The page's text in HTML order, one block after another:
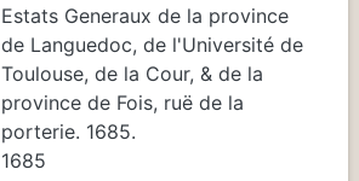
Estats Generaux de la province
de Languedoc, de l'Université de
Toulouse, de la Cour, & de la
province de Fois, ruë de la
porterie. 1685.
1685